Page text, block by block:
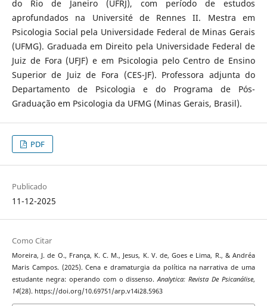
do Rio de Janeiro (UFRJ), com período de estudos
aprofundados na Université de Rennes II. Mestra em
Psicologia Social pela Universidade Federal de Minas Gerais
(UFMG). Graduada em Direito pela Universidade Federal de
Juiz de Fora (UFJF) e em Psicologia pelo Centro de Ensino
Superior de Juiz de Fora (CES-JF). Professora adjunta do
Departamento de Psicologia e do Programa de Pós-
Graduação em Psicologia da UFMG (Minas Gerais, Brasil).
PDF
Publicado
11-12-2025
Como Citar
Moreira, J. de O., França, K. C. M., Jesus, K. V. de, Goes e Lima, R., & Andréa
Maris Campos. (2025). Cena e dramaturgia da política na narrativa de uma
estudante negra: operando com o dissenso.Analytica: Revista De Psicanálise,
14(28). https://doi.org/10.69751/arp.v14i28.5963